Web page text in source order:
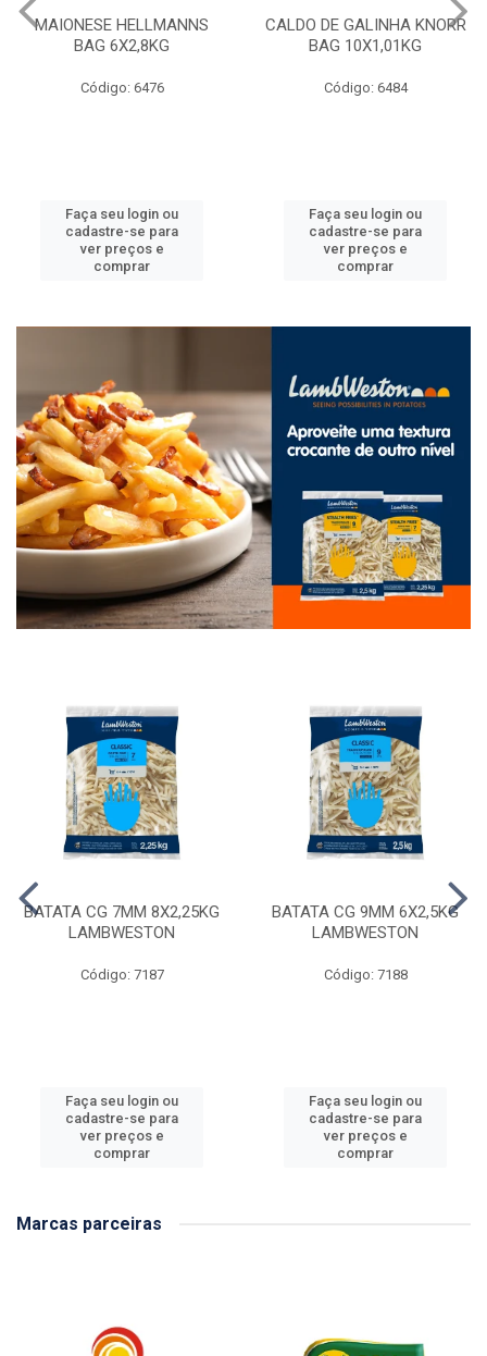
MAIONESE HELLMANNS
BAG 6X2,8KG
Código: 6476
Faça seu login ou
cadastre-se para
ver preços e
comprar
CALDO DE GALINHA KNORR
BAG 10X1,01KG
Código: 6484
Faça seu login ou
cadastre-se para
ver preços e
comprar
BATATA CG 7MM 8X2,25KG
LAMBWESTON
Código: 7187
Faça seu login ou
cadastre-se para
ver preços e
comprar
BATATA CG 9MM 6X2,5KG
LAMBWESTON
Código: 7188
Faça seu login ou
cadastre-se para
ver preços e
comprar
Marcas parceiras